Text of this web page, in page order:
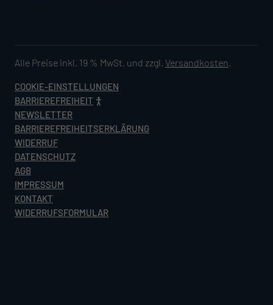
Alle Preise inkl. 19 % MwSt. und zzgl. Versandkosten.
COOKIE-EINSTELLUNGEN
BARRIEREFREIHEIT
NEWSLETTER
BARRIEREFREIHEITSERKLÄRUNG
WIDERRUF
DATENSCHUTZ
AGB
IMPRESSUM
KONTAKT
WIDERRUFSFORMULAR